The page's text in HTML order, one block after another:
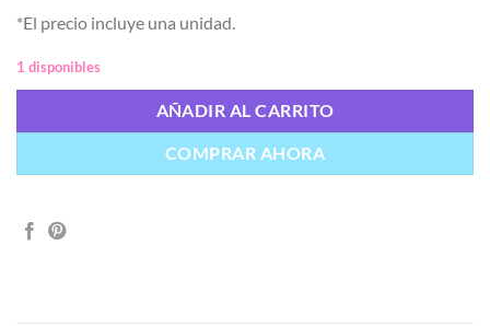
*El precio incluye una unidad.
1 disponibles
AÑADIR AL CARRITO
COMPRAR AHORA